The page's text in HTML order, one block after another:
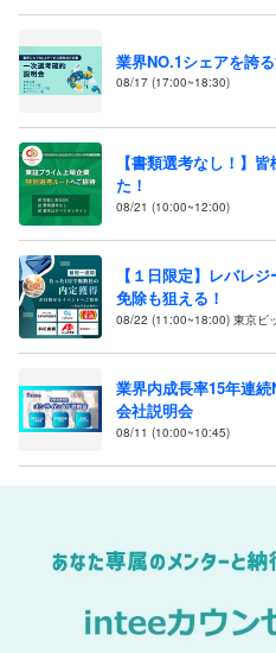
業界NO.1シェアを誇
08/17 (17:00~18:30)
【書類選考なし！】
た！
08/21 (10:00~12:00)
【１日限定】レバレ
免除も狙える！
08/22 (11:00~18:00) 東京ビ
業界内成長率15年連
会社説明会
08/11 (10:00~10:45)